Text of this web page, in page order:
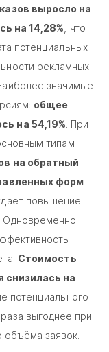
выросло на
на 14,28% , что
потенциальных
рекламных
значимые
общее
на 54,19% . При
типам
на обратный
форм
повышение
Одновременно
Стоимость
снизилась на
потенциального
выгоднее при
заявок.